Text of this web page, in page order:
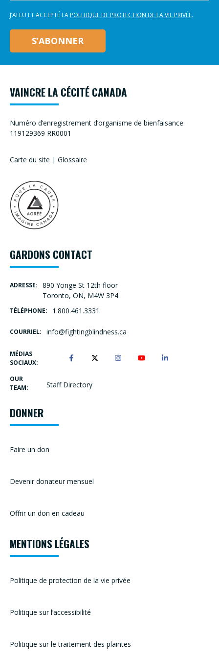
J’AI LU ET ACCEPTÉ LA POLITIQUE DE PROTECTION DE LA VIE PRIVÉE.
VAINCRE LA CÉCITÉ CANADA
Numéro d’enregistrement d’organisme de bienfaisance:
119129369 RR0001
Carte du site | Glossaire
GARDONS CONTACT
ADRESSE:
890 Yonge St 12th floor
Toronto, ON, M4W 3P4
TÉLÉPHONE: 1.800.461.3331
COURRIEL: info@fightingblindness.ca
MÉDIAS
SOCIAUX:
OUR
TEAM:
Staff Directory
DONNER
Faire un don
Devenir donateur mensuel
Offrir un don en cadeau
MENTIONS LÉGALES
Politique de protection de la vie privée
Politique sur l’accessibilité
Politique sur le traitement des plaintes